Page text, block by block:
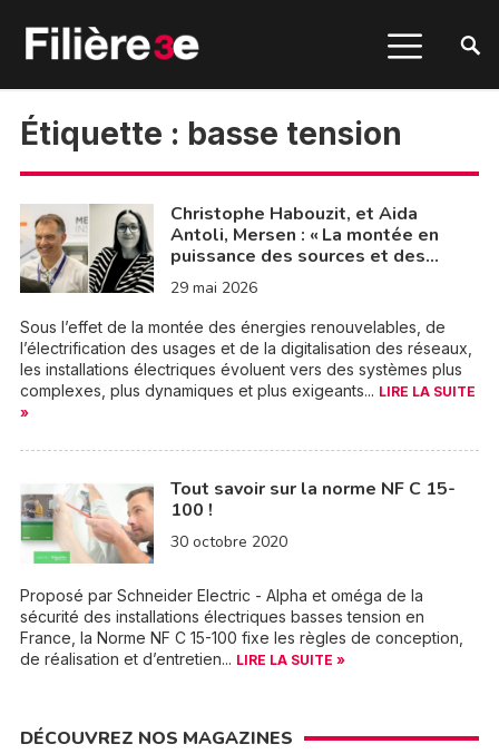
Étiquette : basse tension
Christophe Habouzit, et Aida
Antoli, Mersen : « La montée en
puissance des sources et des…
29 mai 2026
Sous l’effet de la montée des énergies renouvelables, de
l’électrification des usages et de la digitalisation des réseaux,
les installations électriques évoluent vers des systèmes plus
complexes, plus dynamiques et plus exigeants... LIRE LA SUITE
»
Tout savoir sur la norme NF C 15-
100 !
30 octobre 2020
Proposé par Schneider Electric - Alpha et oméga de la
sécurité des installations électriques basses tension en
France, la Norme NF C 15-100 fixe les règles de conception,
de réalisation et d’entretien... LIRE LA SUITE »
DÉCOUVREZ NOS MAGAZINES